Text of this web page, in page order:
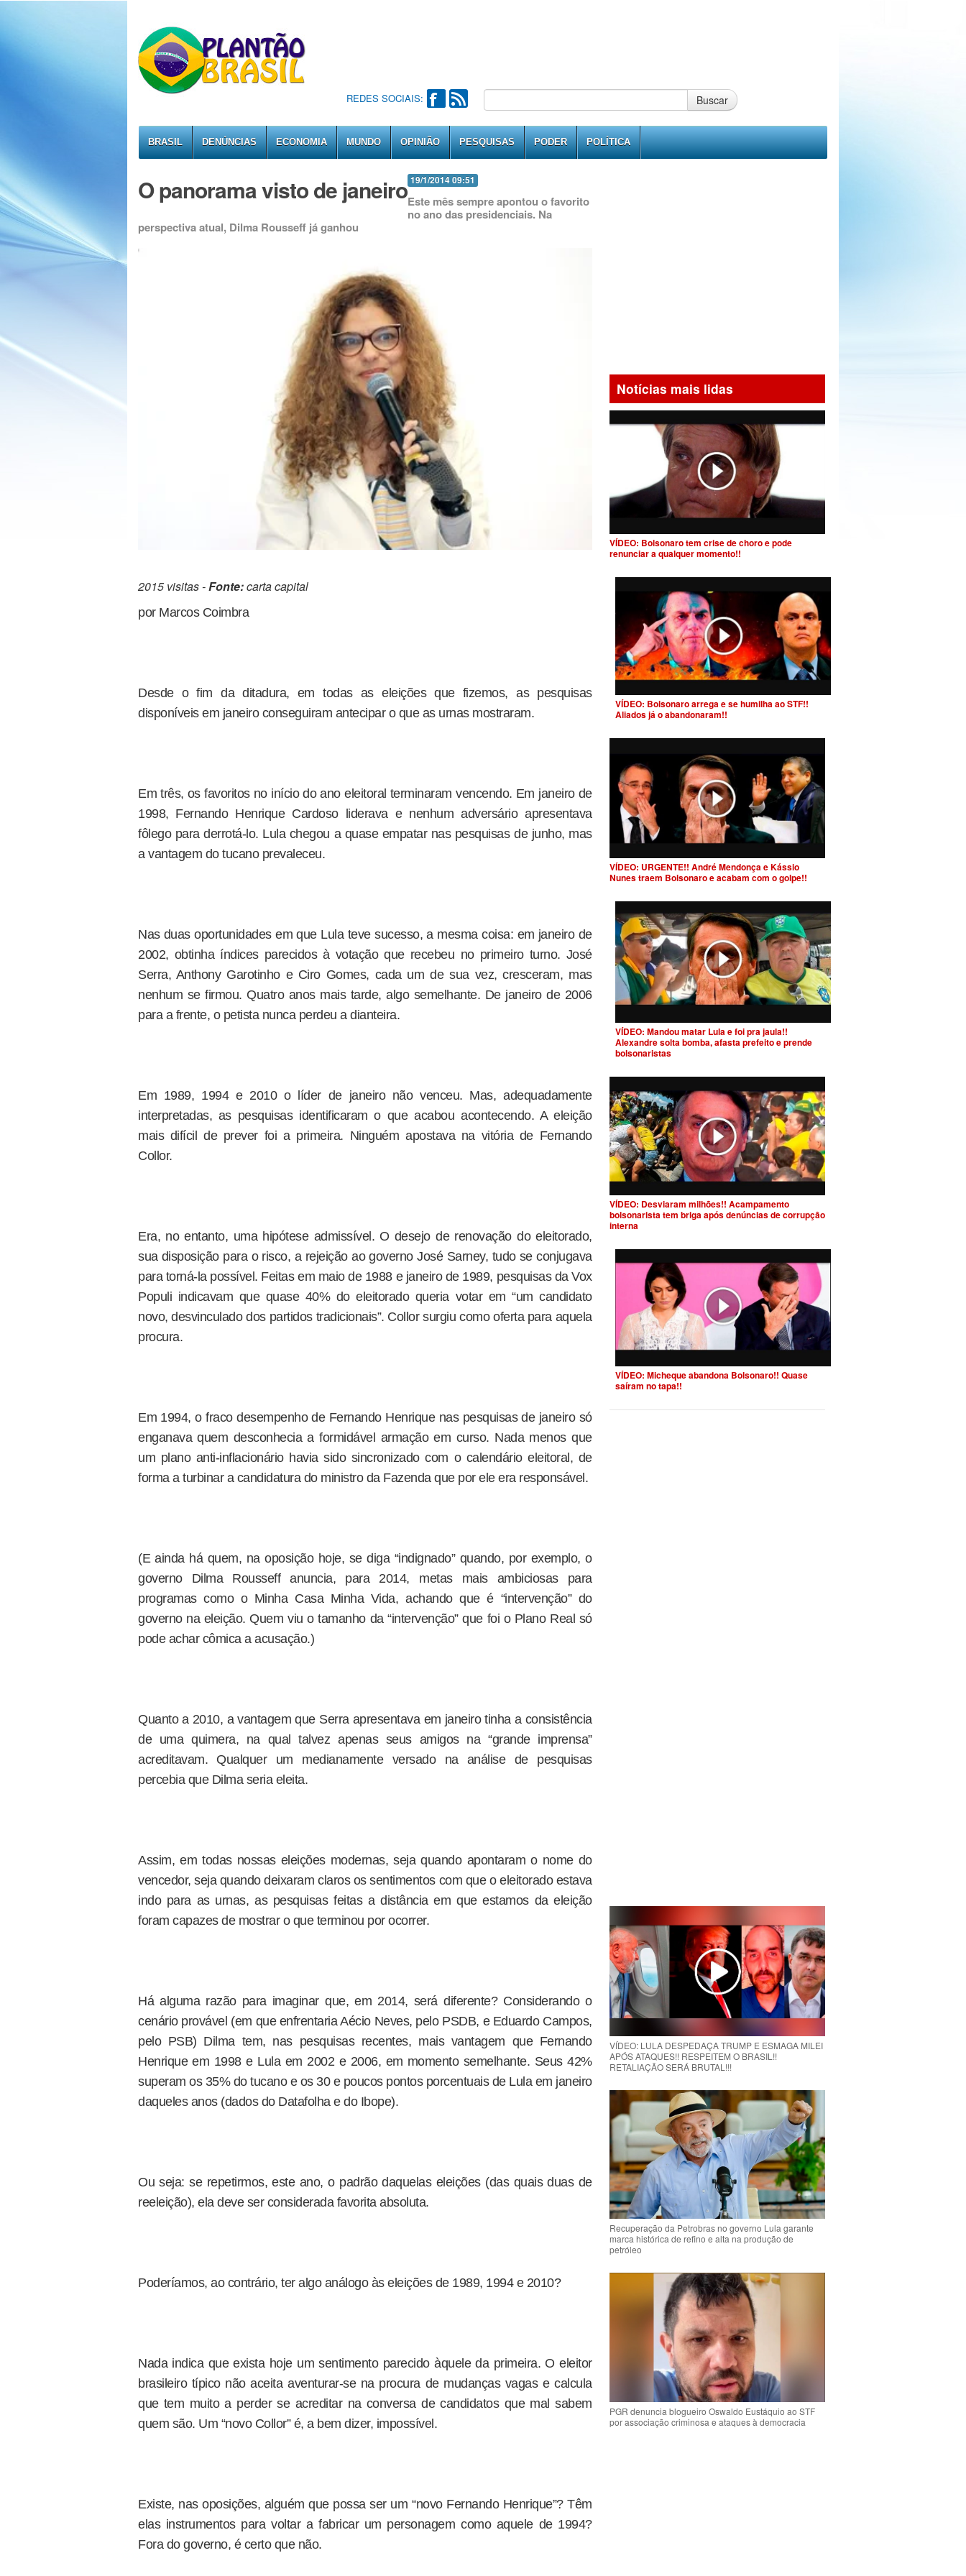
REDES SOCIAIS: Buscar
BRASIL DENÚNCIAS ECONOMIA MUNDO OPINIÃO PESQUISAS PODER POLÍTICA
19/1/2014 09:51
O panorama visto de janeiroEste mês sempre apontou o favorito
no ano das presidenciais. Na
perspectiva atual, Dilma Rousseff já ganhou
2015 visitas -Fonte:carta capital
por Marcos Coimbra
Desde o fim da ditadura, em todas as eleições que fizemos, as pesquisas
disponíveis em janeiro conseguiram antecipar o que as urnas mostraram.
Em três, os favoritos no início do ano eleitoral terminaram vencendo. Em janeiro de
1998, Fernando Henrique Cardoso liderava e nenhum adversário apresentava
fôlego para derrotá-lo. Lula chegou a quase empatar nas pesquisas de junho, mas
a vantagem do tucano prevaleceu.
Nas duas oportunidades em que Lula teve sucesso, a mesma coisa: em janeiro de
2002, obtinha índices parecidos à votação que recebeu no primeiro turno. José
Serra, Anthony Garotinho e Ciro Gomes, cada um de sua vez, cresceram, mas
nenhum se firmou. Quatro anos mais tarde, algo semelhante. De janeiro de 2006
para a frente, o petista nunca perdeu a dianteira.
Em 1989, 1994 e 2010 o líder de janeiro não venceu. Mas, adequadamente
interpretadas, as pesquisas identificaram o que acabou acontecendo. A eleição
mais difícil de prever foi a primeira. Ninguém apostava na vitória de Fernando
Collor.
Era, no entanto, uma hipótese admissível. O desejo de renovação do eleitorado,
sua disposição para o risco, a rejeição ao governo José Sarney, tudo se conjugava
para torná-la possível. Feitas em maio de 1988 e janeiro de 1989, pesquisas da Vox
Populi indicavam que quase 40% do eleitorado queria votar em “um candidato
novo, desvinculado dos partidos tradicionais”. Collor surgiu como oferta para aquela
procura.
Em 1994, o fraco desempenho de Fernando Henrique nas pesquisas de janeiro só
enganava quem desconhecia a formidável armação em curso. Nada menos que
um plano anti-inflacionário havia sido sincronizado com o calendário eleitoral, de
forma a turbinar a candidatura do ministro da Fazenda que por ele era responsável.
(E ainda há quem, na oposição hoje, se diga “indignado” quando, por exemplo, o
governo Dilma Rousseff anuncia, para 2014, metas mais ambiciosas para
programas como o Minha Casa Minha Vida, achando que é “intervenção” do
governo na eleição. Quem viu o tamanho da “intervenção” que foi o Plano Real só
pode achar cômica a acusação.)
Quanto a 2010, a vantagem que Serra apresentava em janeiro tinha a consistência
de uma quimera, na qual talvez apenas seus amigos na “grande imprensa”
acreditavam. Qualquer um medianamente versado na análise de pesquisas
percebia que Dilma seria eleita.
Assim, em todas nossas eleições modernas, seja quando apontaram o nome do
vencedor, seja quando deixaram claros os sentimentos com que o eleitorado estava
indo para as urnas, as pesquisas feitas a distância em que estamos da eleição
foram capazes de mostrar o que terminou por ocorrer.
Há alguma razão para imaginar que, em 2014, será diferente? Considerando o
cenário provável (em que enfrentaria Aécio Neves, pelo PSDB, e Eduardo Campos,
pelo PSB) Dilma tem, nas pesquisas recentes, mais vantagem que Fernando
Henrique em 1998 e Lula em 2002 e 2006, em momento semelhante. Seus 42%
superam os 35% do tucano e os 30 e poucos pontos porcentuais de Lula em janeiro
daqueles anos (dados do Datafolha e do Ibope).
Ou seja: se repetirmos, este ano, o padrão daquelas eleições (das quais duas de
reeleição), ela deve ser considerada favorita absoluta.
Poderíamos, ao contrário, ter algo análogo às eleições de 1989, 1994 e 2010?
Nada indica que exista hoje um sentimento parecido àquele da primeira. O eleitor
brasileiro típico não aceita aventurar-se na procura de mudanças vagas e calcula
que tem muito a perder se acreditar na conversa de candidatos que mal sabem
quem são. Um “novo Collor” é, a bem dizer, impossível.
Existe, nas oposições, alguém que possa ser um “novo Fernando Henrique”? Têm
elas instrumentos para voltar a fabricar um personagem como aquele de 1994?
Fora do governo, é certo que não.
Notícias mais lidas
VÍDEO: Bolsonaro tem crise de choro e pode
renunciar a qualquer momento!!
VÍDEO: Bolsonaro arrega e se humilha ao STF!!
Aliados já o abandonaram!!
VÍDEO: URGENTE!! André Mendonça e Kássio
Nunes traem Bolsonaro e acabam com o golpe!!
VÍDEO: Mandou matar Lula e foi pra jaula!!
Alexandre solta bomba, afasta prefeito e prende
bolsonaristas
VÍDEO: Desviaram milhões!! Acampamento
bolsonarista tem briga após denúncias de corrupção
interna
VÍDEO: Micheque abandona Bolsonaro!! Quase
saíram no tapa!!
VÍDEO: LULA DESPEDAÇA TRUMP E ESMAGA MILEI
APÓS ATAQUES!! RESPEITEM O BRASIL!!
RETALIAÇÃO SERÁ BRUTAL!!!
Recuperação da Petrobras no governo Lula garante
marca histórica de refino e alta na produção de
petróleo
PGR denuncia blogueiro Oswaldo Eustáquio ao STF
por associação criminosa e ataques à democracia